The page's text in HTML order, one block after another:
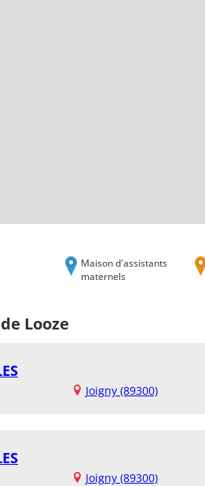
Maison d'assistants
maternels
Looze
Joigny (89300)
Joigny (89300)